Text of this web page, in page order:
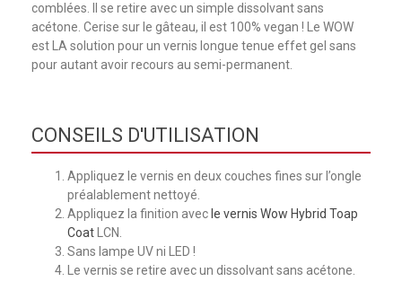
comblées. Il se retire avec un simple dissolvant sans
acétone. Cerise sur le gâteau, il est 100% vegan ! Le WOW
est LA solution pour un vernis longue tenue effet gel sans
pour autant avoir recours au semi-permanent.
CONSEILS D'UTILISATION
Appliquez le vernis en deux couches fines sur l’ongle
préalablement nettoyé.
Appliquez la finition avec le vernis Wow Hybrid Toap
Coat LCN.
Sans lampe UV ni LED !
Le vernis se retire avec un dissolvant sans acétone.